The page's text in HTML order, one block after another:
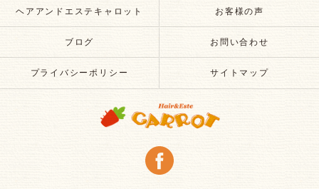
ヘアアンドエステキャロット お客様の声
ブログ お問い合わせ
プライバシーポリシー サイトマップ